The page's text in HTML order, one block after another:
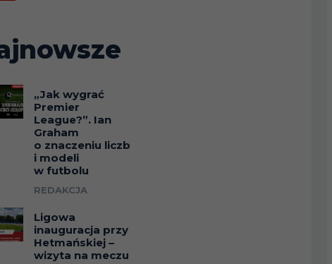
„Jak wygrać
Premier
League?”. Ian
Graham
o znaczeniu liczb
i modeli
w futbolu
REDAKCJA
Ligowa
inauguracja przy
Hetmańskiej –
wizyta na meczu